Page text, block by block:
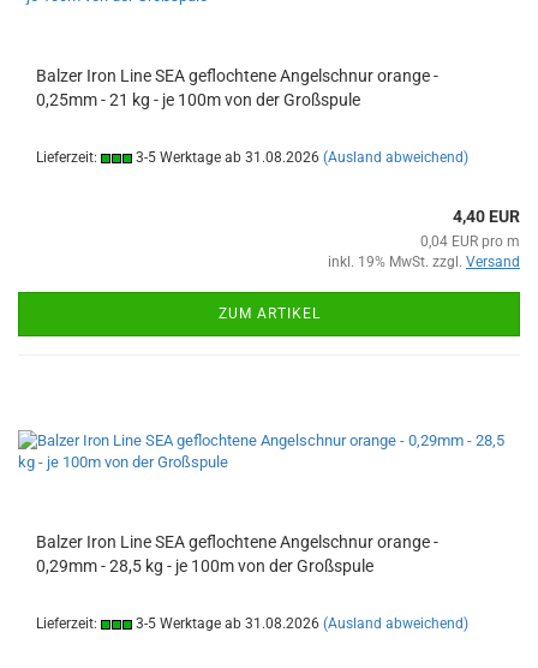
Balzer Iron Line SEA geflochtene Angelschnur orange -
0,25mm - 21 kg - je 100m von der Großspule
Lieferzeit: 3-5 Werktage ab 31.08.2026 (Ausland abweichend)
4,40 EUR
0,04 EUR pro m
inkl. 19% MwSt. zzgl. Versand
ZUM ARTIKEL
Balzer Iron Line SEA geflochtene Angelschnur orange -
0,29mm - 28,5 kg - je 100m von der Großspule
Lieferzeit: 3-5 Werktage ab 31.08.2026 (Ausland abweichend)